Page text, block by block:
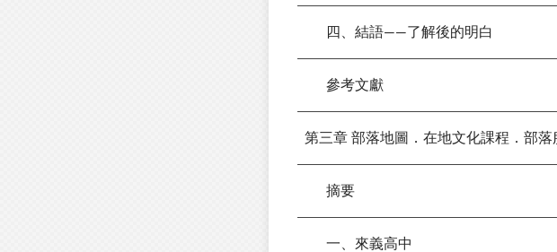
四、結語——了解後的明白
參考文獻
第三章 部落地圖．在地文化課程．部
摘要
一、來義高中